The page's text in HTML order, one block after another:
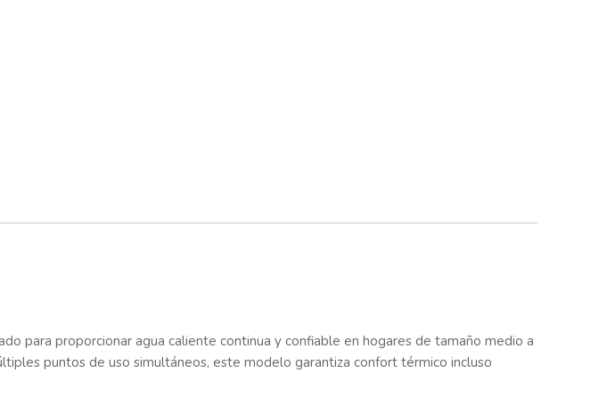
para proporcionar agua caliente continua y confiable en hogares de tamaño medio a
puntos de uso simultáneos, este modelo garantiza confort térmico incluso